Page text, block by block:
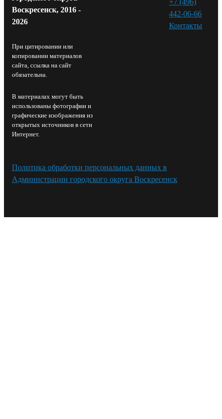
Воскресенск, 2016 -
2026
При цитировании или
копировании материалов
сайта, ссылка на сайт
обязательна.
В материалах могут быть
использованы фотографии и
графические изображения из
открытых источников в сети
Интернет.
442-06-66
Контакты⁠
Политика обработки персональных данных в
Администрации городского округа Воскресенск